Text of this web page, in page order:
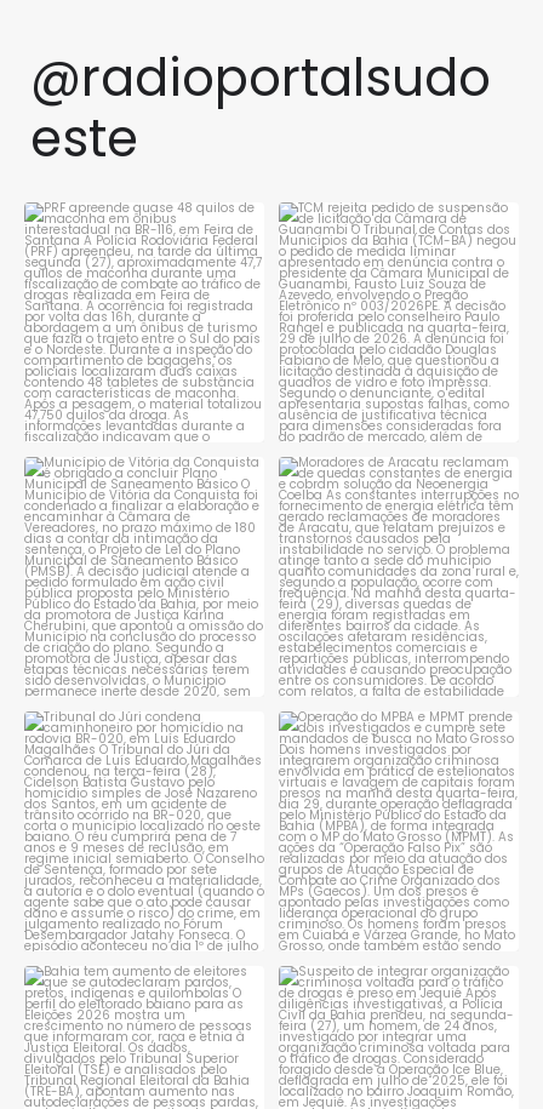
@radioportalsudo
este
PRF apreende quase 48 quilos
de maconha em ônibus...
1 0
TCM rejeita pedido de
suspensão de licitação da...
1 0
Município de Vitória da
Conquista é obrigado a...
1 0
Moradores de Aracatu
reclamam de quedas
constantes ...
1 0
Tribunal do Júri condena
caminhoneiro por...
1 0
Operação do MPBA e MPMT
prende dois investigados e...
1 0
Bahia tem aumento de eleitores
que se autodeclaram...
1 0
Suspeito de integrar
organização criminosa
voltada...
1 0